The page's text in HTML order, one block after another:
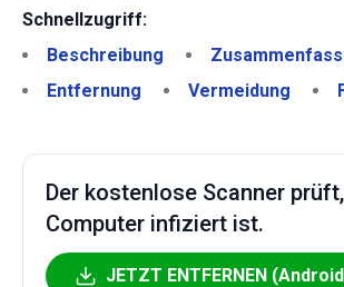
Schnellzugriff:
Beschreibung
Entfernung
Vermeidung
Der kostenlose Scanner
Computer infiziert ist.
JETZT ENTFERNEN